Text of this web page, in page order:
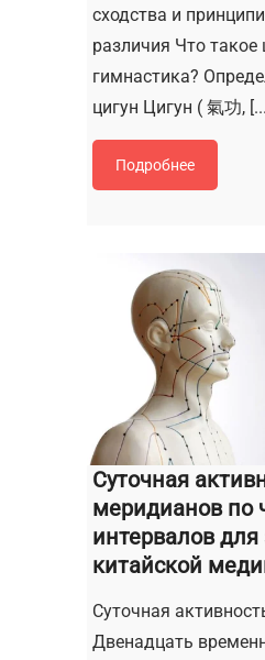
сходства и
различия Что такое
гимнастика?
цигун Цигун ( 氣功,
Подробнее
Суточная
меридианов по
интервалов для
китайской
Суточная
Двенадцать